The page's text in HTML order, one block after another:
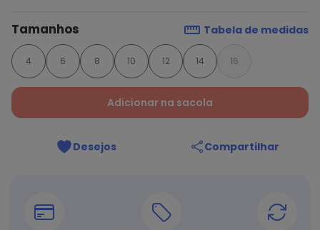
Tamanhos Tabela de medidas
4 6 8 10 12 14 16
Adicionar na sacola
Desejos Compartilhar